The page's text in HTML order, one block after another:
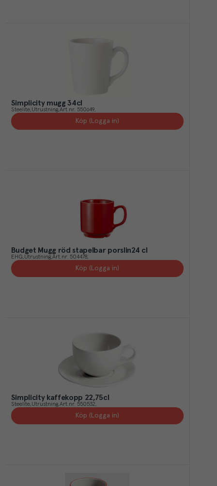
Simplicity mugg 34cl
Steelite Utrustning Art.nr. 550649
Köp (Logga in)
Budget Mugg röd stapelbar porslin24 cl
EHG Utrustning Art.nr. 504478
Köp (Logga in)
Simplicity kaffekopp 22,75cl
Steelite Utrustning Art.nr. 550532
Köp (Logga in)